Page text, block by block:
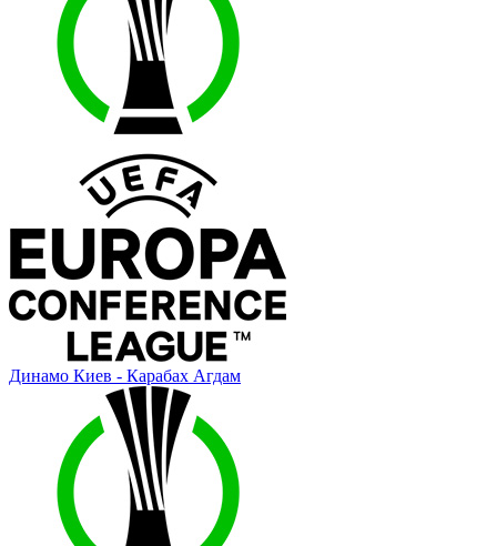
Динамо Киев - Карабах Агдам